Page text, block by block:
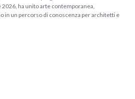
ha unito arte contemporanea,
in un percorso di conoscenza per architetti e